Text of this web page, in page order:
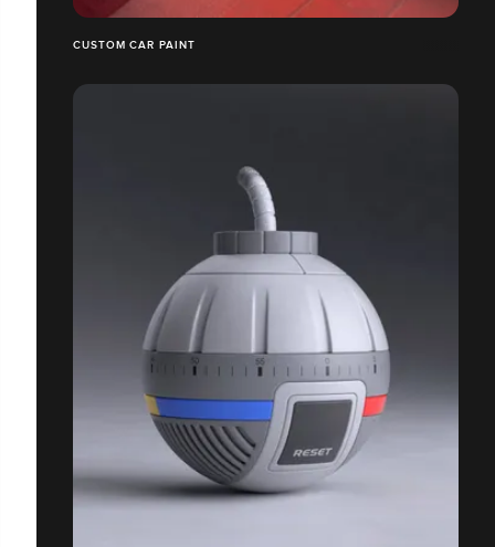
CUSTOM CAR PAINT